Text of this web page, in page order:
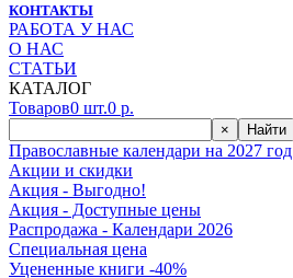
КОНТАКТЫ
РАБОТА У НАС
О НАС
СТАТЬИ
КАТАЛОГ
Товаров0 шт.0 р.
× Найти
Православные календари на 2027 год
Акции и скидки
Акция - Выгодно!
Акция - Доступные цены
Распродажа - Календари 2026
Специальная цена
Уцененные книги -40%